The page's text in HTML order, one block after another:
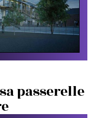
passerelle